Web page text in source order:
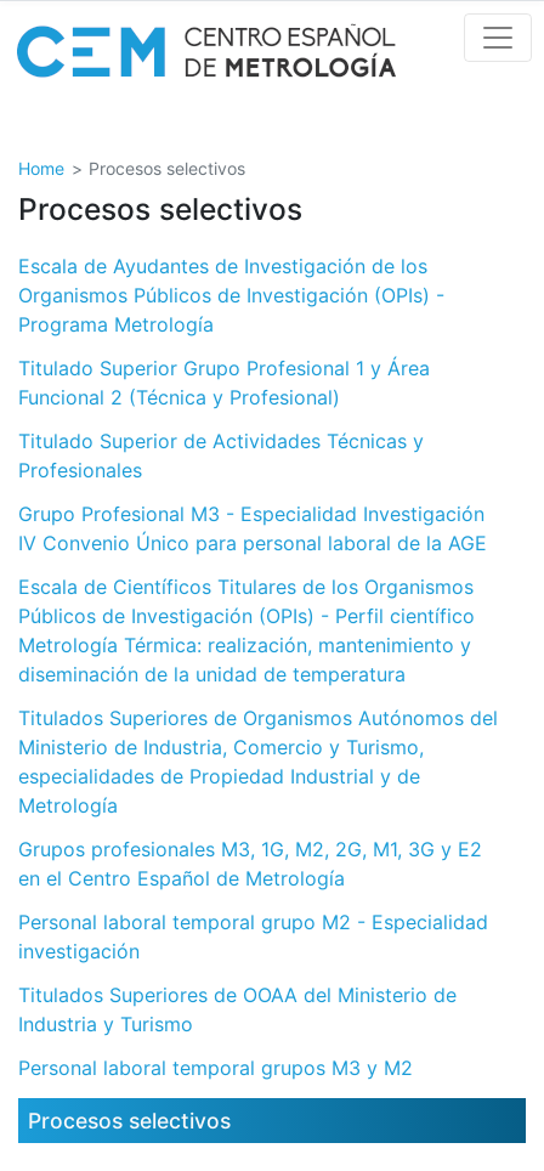
to
main
Home Procesos selectivos
Procesos selectivos
Escala de Ayudantes de Investigación de los
Organismos Públicos de Investigación (OPIs) -
Programa Metrología
Titulado Superior Grupo Profesional 1 y Área
Funcional 2 (Técnica y Profesional)
Titulado Superior de Actividades Técnicas y
Profesionales
Grupo Profesional M3 - Especialidad Investigación
IV Convenio Único para personal laboral de la AGE
Escala de Científicos Titulares de los Organismos
Públicos de Investigación (OPIs) - Perfil científico
Metrología Térmica: realización, mantenimiento y
diseminación de la unidad de temperatura
Titulados Superiores de Organismos Autónomos del
Ministerio de Industria, Comercio y Turismo,
especialidades de Propiedad Industrial y de
Metrología
Grupos profesionales M3, 1G, M2, 2G, M1, 3G y E2
en el Centro Español de Metrología
Personal laboral temporal grupo M2 - Especialidad
investigación
Titulados Superiores de OOAA del Ministerio de
Industria y Turismo
Personal laboral temporal grupos M3 y M2
Procesos selectivos